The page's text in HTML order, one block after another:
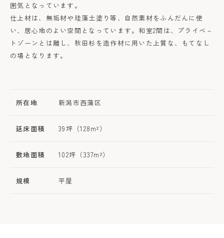
囲気となっています。
仕上材は、無垢材や珪藻土塗り等、自然素材をふんだんに使
い、居心地のよい空間となっています。和室2間は、プライベ－
トゾーンとは離し、秋田杉を造作材に用いた上質な、もてなし
の場となります。
所在地 新潟市西蒲区
延床面積 39坪（128m²）
敷地面積 102坪（337m²）
規模 平屋